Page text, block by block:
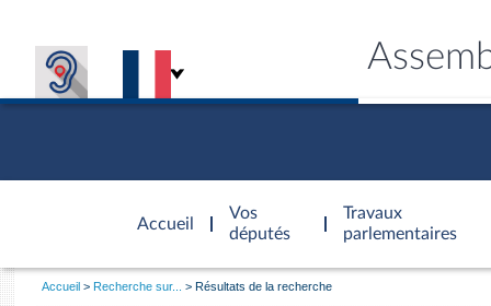
Accueil
d'accueil
Vos
députés
Travaux
parlementaires
Vous
Accueil Recherche sur... Résultats de la recherche